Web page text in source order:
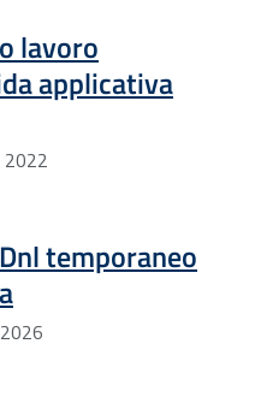
lavoro
applicativa
1.30 MB
temporaneo
388.52 kB